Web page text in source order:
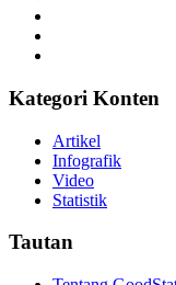
Kategori Konten
Artikel
Infografik
Video
Statistik
Tautan